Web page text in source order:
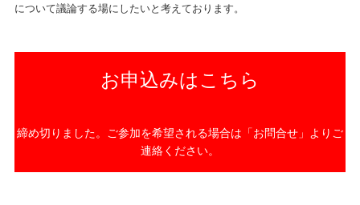
について議論する場にしたいと考えております。
お申込みはこちら
締め切りました。ご参加を希望される場合は「お問合せ」よりご
連絡ください。